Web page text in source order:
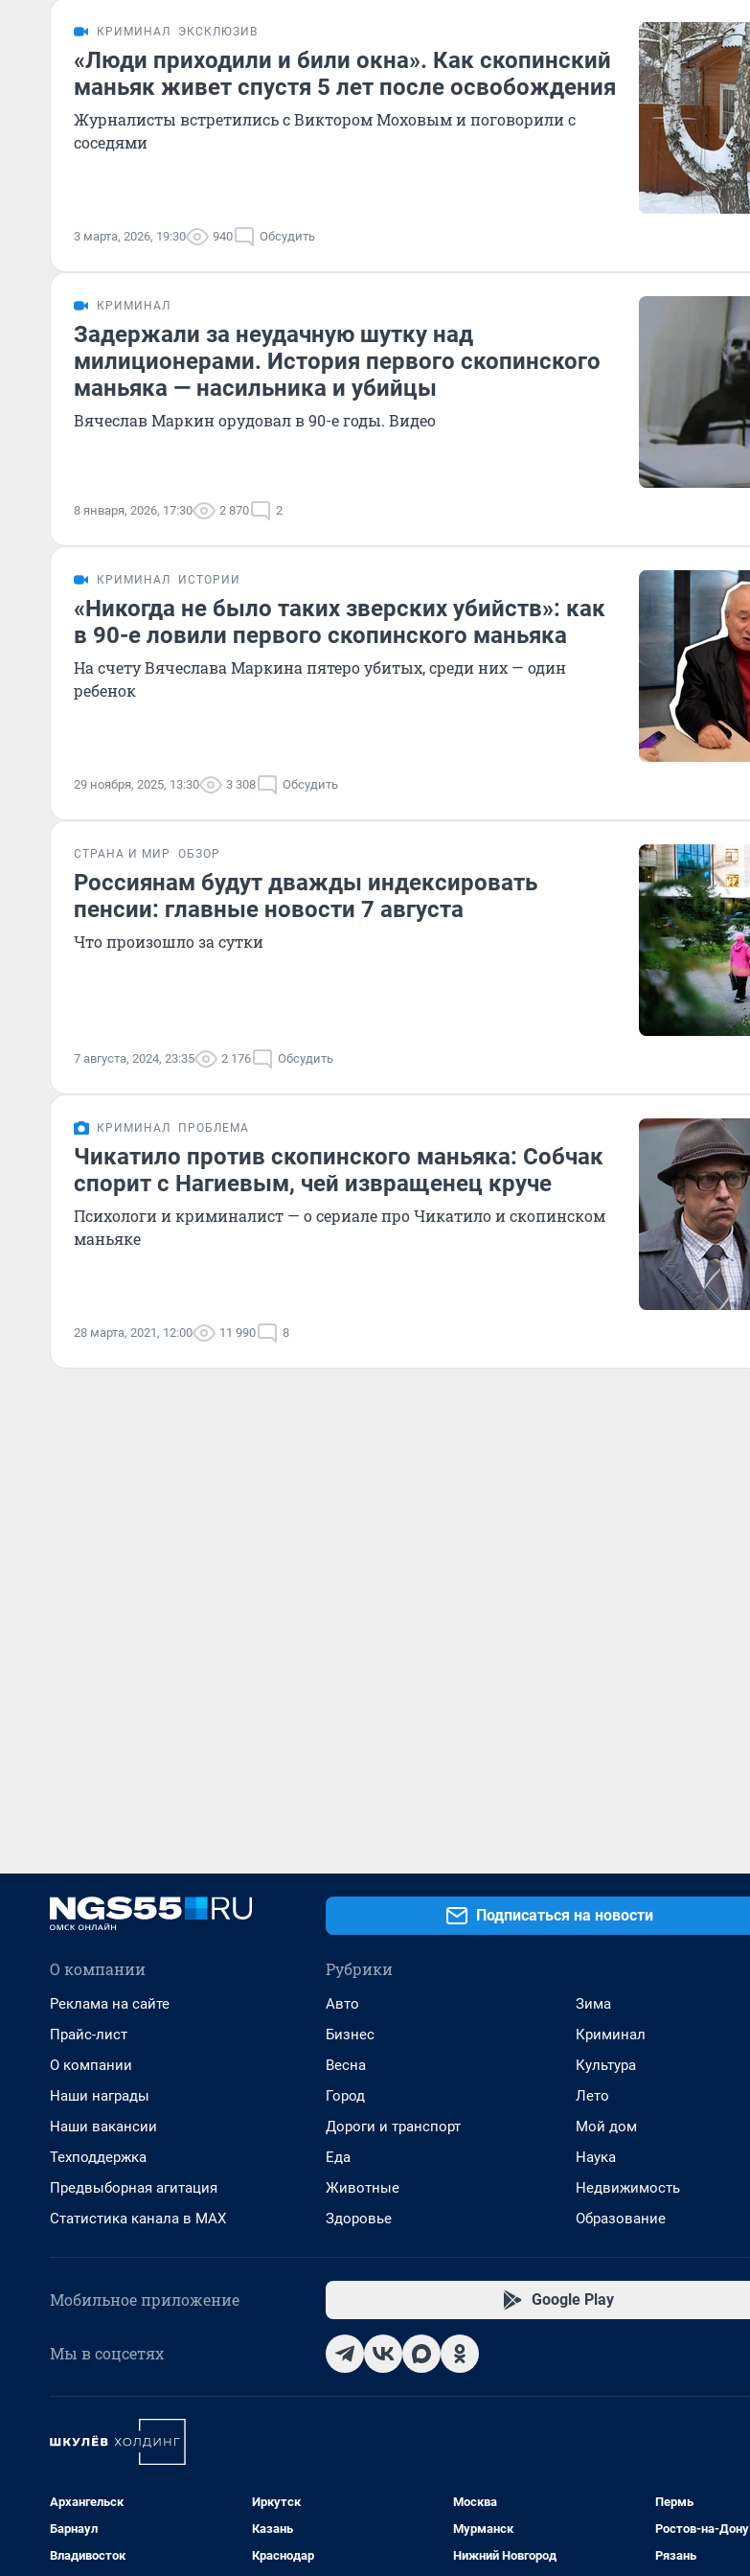
КРИМИНАЛ ЭКСКЛЮЗИВ
«Люди приходили и били окна». Как скопинский
маньяк живет спустя 5 лет после освобождения
Журналисты встретились с Виктором Моховым и поговорили с
соседями
3 марта, 2026, 19:30 940 Обсудить
КРИМИНАЛ
Задержали за неудачную шутку над
милиционерами. История первого скопинского
маньяка — насильника и убийцы
Вячеслав Маркин орудовал в 90-е годы. Видео
8 января, 2026, 17:30 2 870 2
КРИМИНАЛ ИСТОРИИ
«Никогда не было таких зверских убийств»: как
в 90-е ловили первого скопинского маньяка
На счету Вячеслава Маркина пятеро убитых, среди них — один
ребенок
29 ноября, 2025, 13:30 3 308 Обсудить
СТРАНА И МИР ОБЗОР
Россиянам будут дважды индексировать
пенсии: главные новости 7 августа
Что произошло за сутки
7 августа, 2024, 23:35 2 176 Обсудить
КРИМИНАЛ ПРОБЛЕМА
Чикатило против скопинского маньяка: Собчак
спорит с Нагиевым, чей извращенец круче
Психологи и криминалист — о сериале про Чикатило и скопинском
маньяке
28 марта, 2021, 12:00 11 990 8
Подписаться на новости
О компании
Реклама на сайте
Прайс-лист
О компании
Наши награды
Наши вакансии
Техподдержка
Предвыборная агитация
Статистика канала в MAX
Рубрики
Авто
Бизнес
Весна
Город
Дороги и транспорт
Еда
Животные
Здоровье
Зима
Криминал
Культура
Лето
Мой дом
Наука
Недвижимость
Образование
Мобильное приложение Google Play
Мы в соцсетях
Архангельск
Барнаул
Владивосток
Иркутск
Казань
Краснодар
Москва
Мурманск
Нижний Новгород
Пермь
Ростов-на-Дону
Рязань